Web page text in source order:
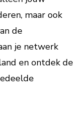
maar ook
de
je netwerk
en ontdek de